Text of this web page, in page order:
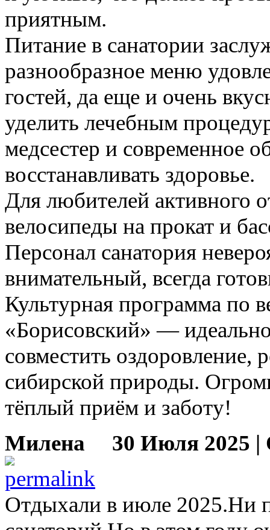
приятным.
Питание в санатории
разнообразное меню
гостей, да еще и очень
уделить лечебным
медсестер и современное
восстанавливать здоровье.
Для любителей активного
велосипеды на прокат и
Персонал санатория
внимательный, всегда
Культурная программа по
«Борисовский» —
совместить оздоровление,
сибирской природы.
тёплый приём и заботу!
Милена
30 Июля 2025 |
Отдыхали в июле 2025.Ни